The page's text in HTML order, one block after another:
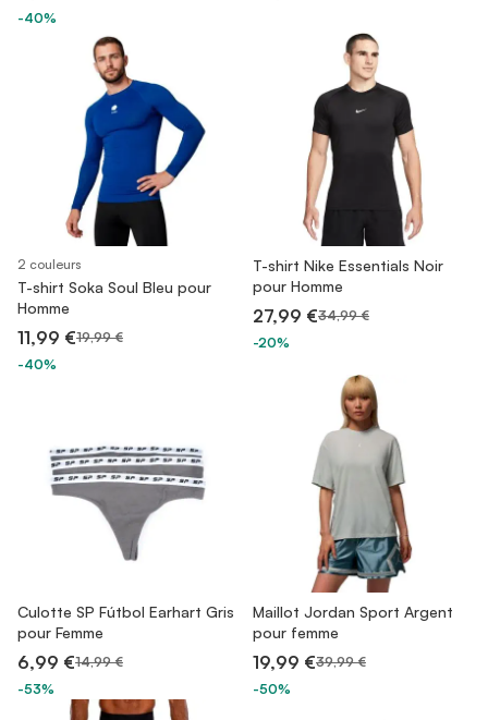
-40%
2 couleurs
T-shirt Soka Soul Bleu pour
Homme
11,99 €19,99 €
-40%
T-shirt Nike Essentials Noir
pour Homme
27,99 €34,99 €
-20%
Culotte SP Fútbol Earhart Gris
pour Femme
6,99 €14,99 €
-53%
Maillot Jordan Sport Argent
pour femme
19,99 €39,99 €
-50%